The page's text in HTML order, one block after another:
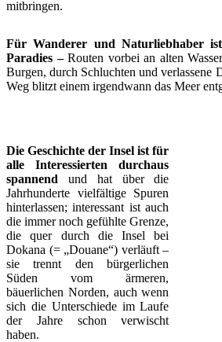
mitbringen.
Für Wanderer und Naturliebhaber
Paradies – Routen vorbei an alten
Burgen, durch Schluchten und verlassene
Weg blitzt einem irgendwann das Meer
Die Geschichte der Insel ist für
alle Interessierten durchaus
spannend und hat über die
Jahrhunderte vielfältige Spuren
hinterlassen; interessant ist auch
die immer noch gefühlte Grenze,
die quer durch die Insel bei
Dokana (= „Douane“) verläuft –
sie trennt den bürgerlichen
Süden vom ärmeren,
bäuerlichen Norden, auch wenn
sich die Unterschiede im Laufe
der Jahre schon verwischt
haben.